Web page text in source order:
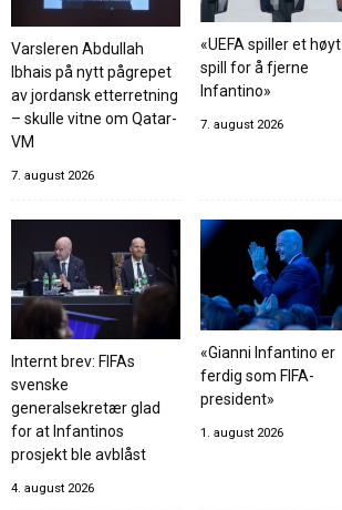
Varsleren Abdullah
Ibhais på nytt pågrepet
av jordansk etterretning
– skulle vitne om Qatar-
VM
7. august 2026
«UEFA spiller et høyt
spill for å fjerne
Infantino»
7. august 2026
Internt brev: FIFAs
svenske
generalsekretær glad
for at Infantinos
prosjekt ble avblåst
4. august 2026
«Gianni Infantino er
ferdig som FIFA-
president»
1. august 2026